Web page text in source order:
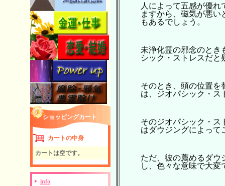
ショッピングカート
カートの中身
カートは空です。
info
人によって五感が優
ますから、磁気が悪
もあるでしょう。
未浄化霊の邪念のとき
シック・ストレスだ
そのとき、頭の位置を
は、ジオパシック・
そのジオパシック・ス
はダウジングによって
ただ、彼の薦めるダウ
し、色々な意味で大変